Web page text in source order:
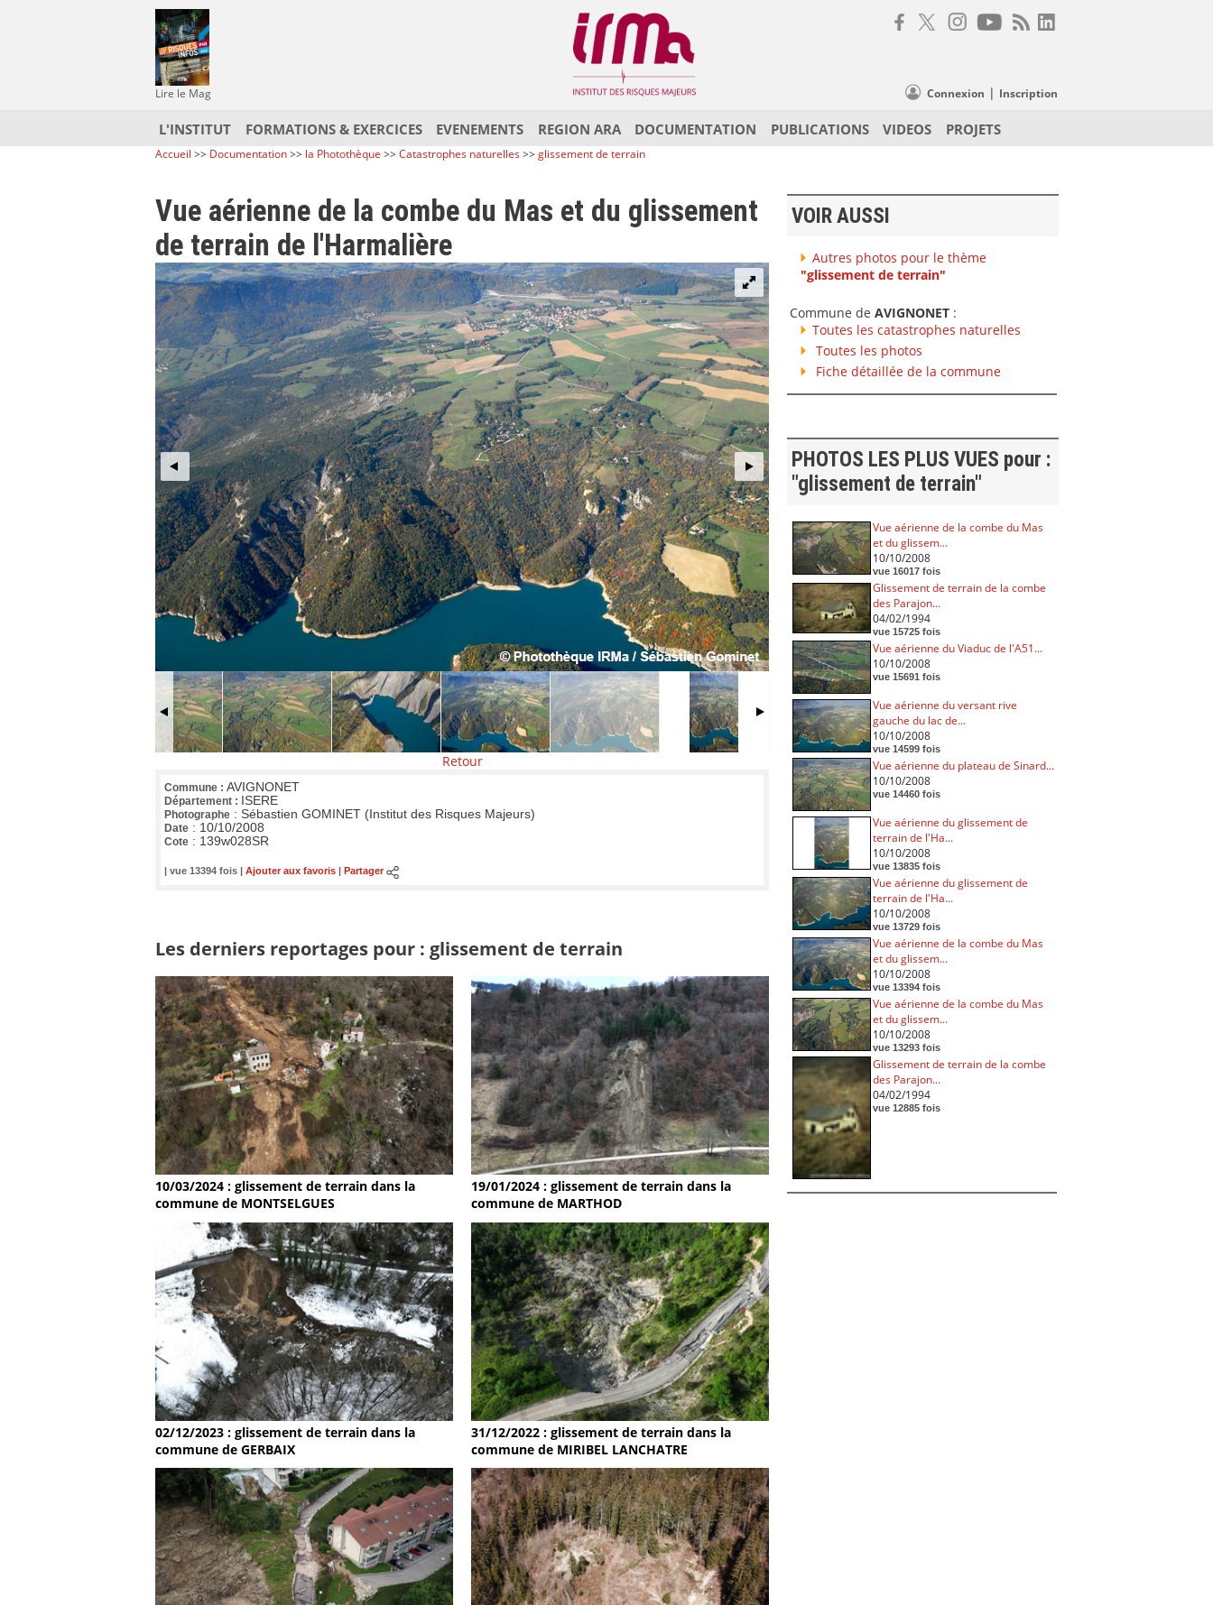
Lire le Mag Connexion | Inscription
L'INSTITUT FORMATIONS & EXERCICES EVENEMENTS REGION ARA DOCUMENTATION PUBLICATIONS VIDEOS PROJETS
Accueil >> Documentation>> la Photothèque >>Catastrophes naturelles>>glissement de terrain
Vue aérienne de la combe du Mas et du glissement
de terrain de l'Harmalière
Retour
Commune : AVIGNONET
Département : ISERE
Photographe : Sébastien GOMINET (Institut des Risques Majeurs)
Date : 10/10/2008
Cote : 139w028SR
| vue 13394 fois | Ajouter aux favoris Partager
Les derniers reportages pour : glissement de terrain
10/03/2024 : glissement de terrain dans la
commune de MONTSELGUES
19/01/2024 : glissement de terrain dans la
commune de MARTHOD
02/12/2023 : glissement de terrain dans la
commune de GERBAIX
31/12/2022 : glissement de terrain dans la
commune de MIRIBEL LANCHATRE
VOIR AUSSI
Autres photos pour le thème
"glissement de terrain"
Commune de AVIGNONET:
Toutes les catastrophes naturelles
Toutes les photos
Fiche détaillée de la commune
PHOTOS LES PLUS VUES pour :
"glissement de terrain"
Vue aérienne de la combe du Mas
et du glissem...
10/10/2008
vue 16017 fois
Glissement de terrain de la combe
des Parajon...
04/02/1994
vue 15725 fois
Vue aérienne du Viaduc de l'A51...
10/10/2008
vue 15691 fois
Vue aérienne du versant rive
gauche du lac de...
10/10/2008
vue 14599 fois
Vue aérienne du plateau de Sinard...
10/10/2008
vue 14460 fois
Vue aérienne du glissement de
terrain de l'Ha...
10/10/2008
vue 13835 fois
Vue aérienne du glissement de
terrain de l'Ha...
10/10/2008
vue 13729 fois
Vue aérienne de la combe du Mas
et du glissem...
10/10/2008
vue 13394 fois
Vue aérienne de la combe du Mas
et du glissem...
10/10/2008
vue 13293 fois
Glissement de terrain de la combe
des Parajon...
04/02/1994
vue 12885 fois